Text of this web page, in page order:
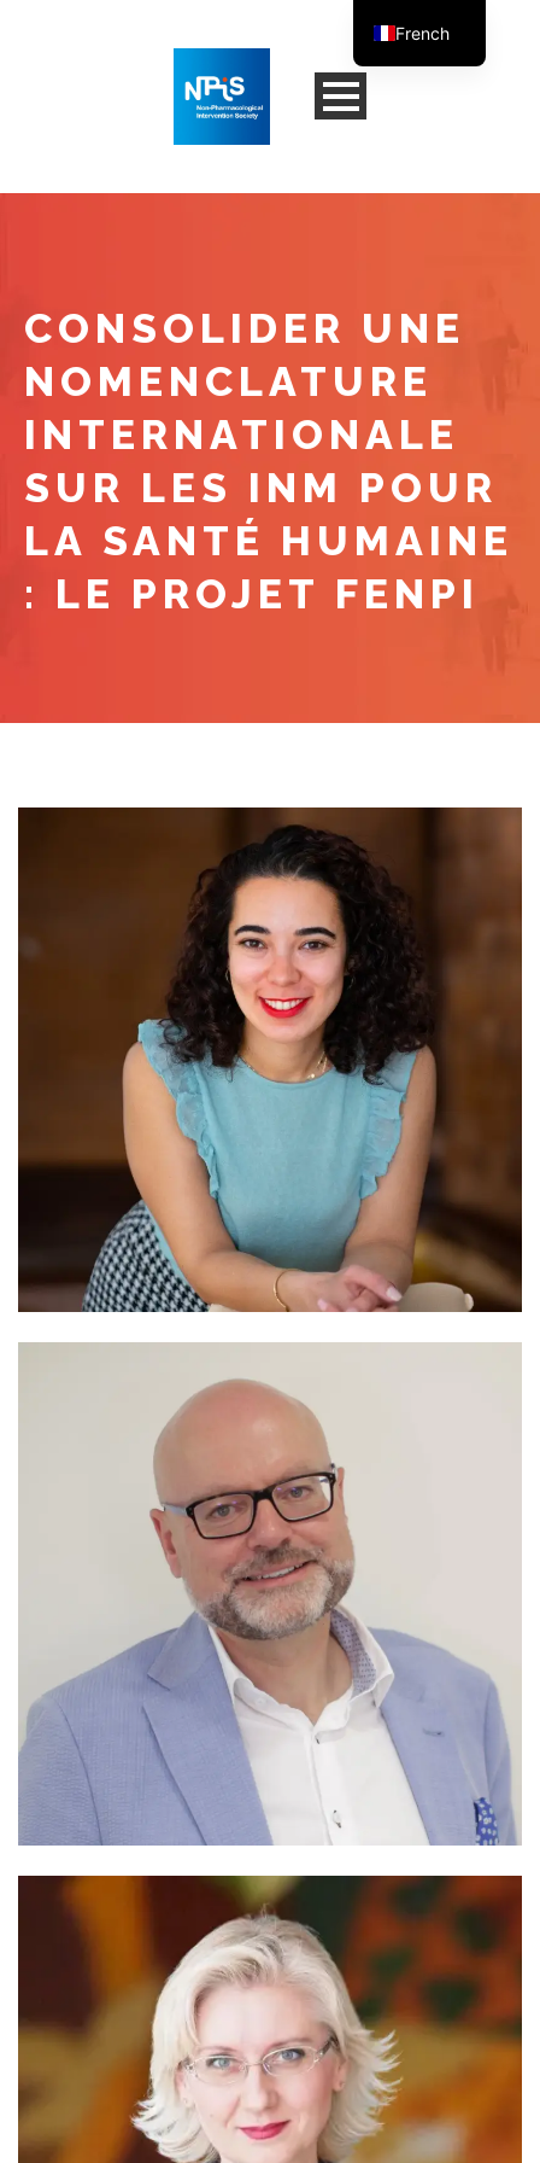
CONSOLIDER UNE
NOMENCLATURE
INTERNATIONALE
SUR LES INM POUR
LA SANTÉ HUMAINE
: LE PROJET FENPI
French
English